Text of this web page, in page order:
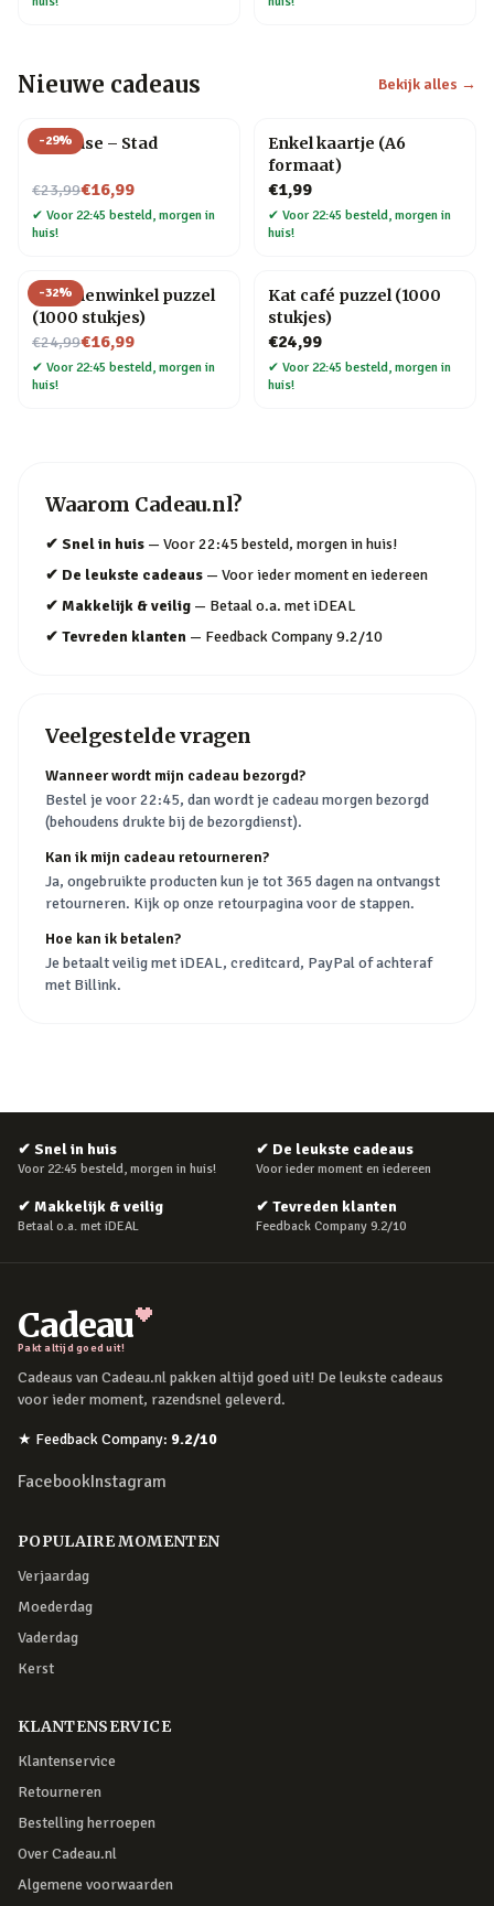
Nieuwe cadeaus Bekijk alles →
-29%
Flip Vase – Stad
€23,99
Nu voor€16,99
✔ Voor 22:45 besteld, morgen in
huis!
Enkel kaartje (A6
formaat)
€1,99
✔ Voor 22:45 besteld, morgen in
huis!
-32%
Bloemenwinkel puzzel
(1000 stukjes)
€24,99
Nu voor€16,99
✔ Voor 22:45 besteld, morgen in
huis!
Kat café puzzel (1000
stukjes)
€24,99
✔ Voor 22:45 besteld, morgen in
huis!
Waarom Cadeau.nl?
✔ Snel in huis — Voor 22:45 besteld, morgen in huis!
✔ De leukste cadeaus — Voor ieder moment en iedereen
✔ Makkelijk & veilig — Betaal o.a. met iDEAL
✔ Tevreden klanten — Feedback Company 9.2/10
Veelgestelde vragen
Wanneer wordt mijn cadeau bezorgd?
Bestel je voor 22:45, dan wordt je cadeau morgen bezorgd
(behoudens drukte bij de bezorgdienst).
Kan ik mijn cadeau retourneren?
Ja, ongebruikte producten kun je tot 365 dagen na ontvangst
retourneren. Kijk op onze retourpagina voor de stappen.
Hoe kan ik betalen?
Je betaalt veilig met iDEAL, creditcard, PayPal of achteraf
met Billink.
✔ Snel in huis
Voor 22:45 besteld, morgen in huis!
✔ De leukste cadeaus
Voor ieder moment en iedereen
✔ Makkelijk & veilig
Betaal o.a. met iDEAL
✔ Tevreden klanten
Feedback Company 9.2/10
Cadeau
Pakt altijd goed uit!
Cadeaus van Cadeau.nl pakken altijd goed uit! De leukste cadeaus
voor ieder moment, razendsnel geleverd.
★ Feedback Company: 9.2/10
FacebookInstagram
POPULAIRE MOMENTEN
Verjaardag
Moederdag
Vaderdag
Kerst
KLANTENSERVICE
Klantenservice
Retourneren
Bestelling herroepen
Over Cadeau.nl
Algemene voorwaarden